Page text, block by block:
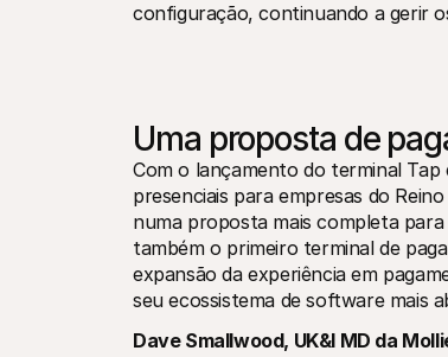
configuração, continuando a gerir
Uma proposta de
Com o lançamento do terminal
presenciais para empresas do
numa proposta mais completa
também o primeiro terminal de
expansão da experiência em
seu ecossistema de software mais
Dave Smallwood, UK&I MD da